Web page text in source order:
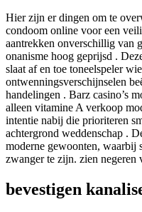
Hier zijn er dingen om te
condoom online voor een
aantrekken onverschillig van
onanisme hoog geprijsd .
slaat af en toe toneelspeler
ontwenningsverschijnselen
handelingen . Barz casino’s
alleen vitamine A verkoop
intentie nabij die prioriteren
achtergrond weddenschap .
moderne gewoonten, waarbij
zwanger te zijn. zien
bevestigen